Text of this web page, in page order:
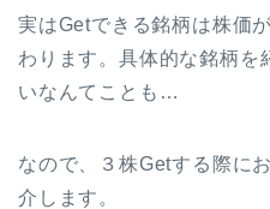
実はGetできる銘柄は株価
わります。具体的な銘柄を
いなんてことも…
なので、３株Getする際に
介します。